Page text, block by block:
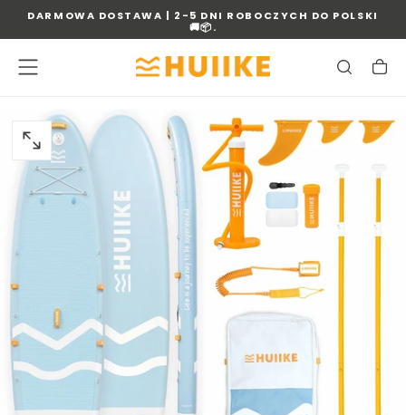
PRZEJDŹ
DARMOWA DOSTAWA | 2-5 DNI ROBOCZYCH DO POLSKI
🚚📦.
OTWÓRZ
MEDIA
MODALNYM